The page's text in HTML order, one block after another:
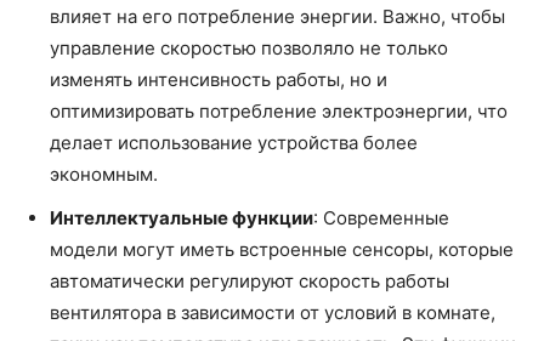
влияет на его потребление энергии. Важно, чтобы
управление скоростью позволяло не только
изменять интенсивность работы, но и
оптимизировать потребление электроэнергии, что
делает использование устройства более
экономным.
Интеллектуальные функции: Современные
модели могут иметь встроенные сенсоры, которые
автоматически регулируют скорость работы
вентилятора в зависимости от условий в комнате,